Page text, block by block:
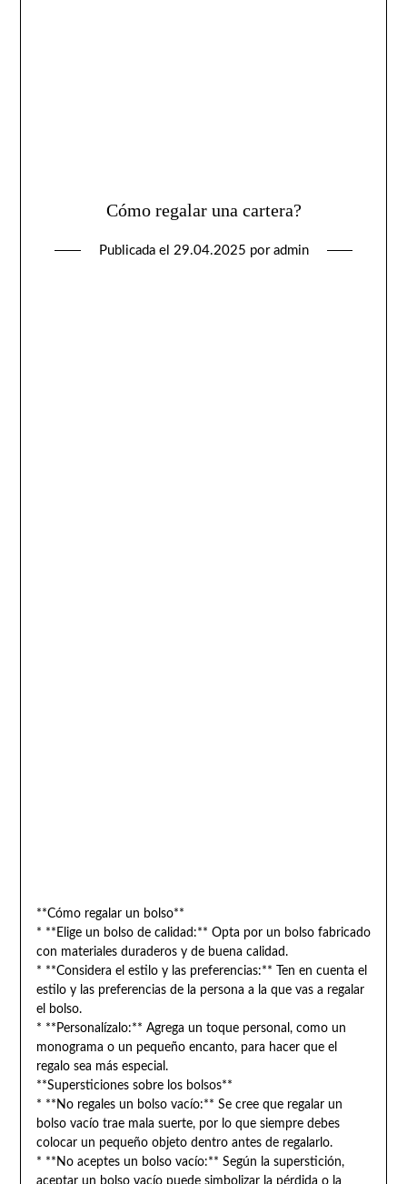
Cómo regalar una cartera?
Publicada el 29.04.2025 por admin
**Cómo regalar un bolso**
* **Elige un bolso de calidad:** Opta por un bolso fabricado
con materiales duraderos y de buena calidad.
* **Considera el estilo y las preferencias:** Ten en cuenta el
estilo y las preferencias de la persona a la que vas a regalar
el bolso.
* **Personalízalo:** Agrega un toque personal, como un
monograma o un pequeño encanto, para hacer que el
regalo sea más especial.
**Supersticiones sobre los bolsos**
* **No regales un bolso vacío:** Se cree que regalar un
bolso vacío trae mala suerte, por lo que siempre debes
colocar un pequeño objeto dentro antes de regalarlo.
* **No aceptes un bolso vacío:** Según la superstición,
aceptar un bolso vacío puede simbolizar la pérdida o la